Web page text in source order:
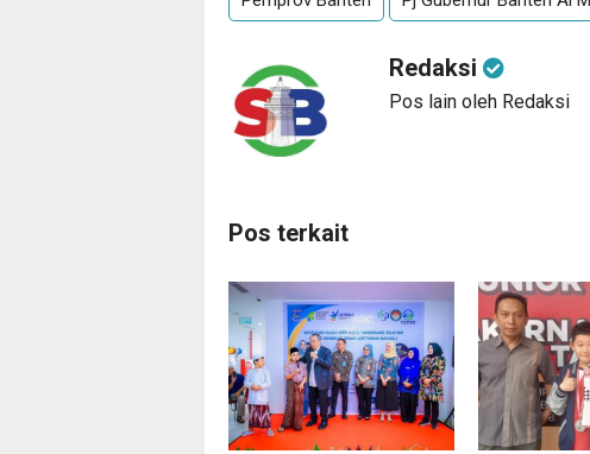
Redaksi
Pos lain oleh Redaksi
Pos terkait